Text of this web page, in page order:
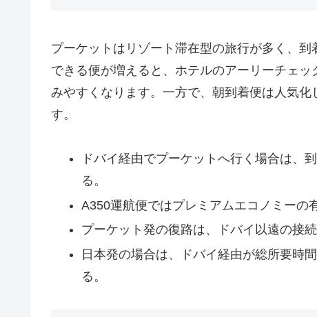
プーケットはリゾート滞在型の旅行が多く、
できる便が増えると、ホテルのアーリーチェ
みやすくなります。一方で、朝到着便は人気
す。
ドバイ経由でプーケットへ行く場合は、
る。
A350運航便ではプレミアムエコノミーの
プーケット発の復路は、ドバイ以遠の接
日本発の場合は、ドバイ経由が総所要時
る。